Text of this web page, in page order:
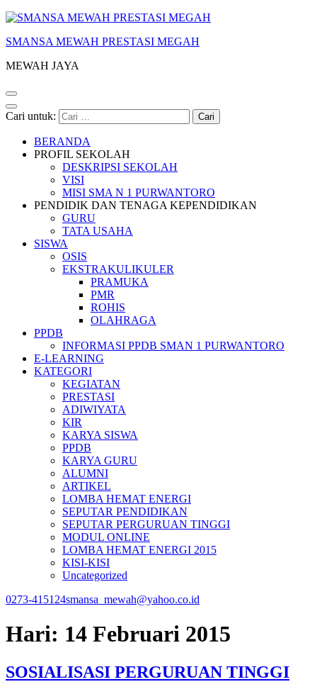
SMANSA MEWAH PRESTASI MEGAH
MEWAH JAYA
Cari untuk:
BERANDA
PROFIL SEKOLAH
DESKRIPSI SEKOLAH
VISI
MISI SMA N 1 PURWANTORO
PENDIDIK DAN TENAGA KEPENDIDIKAN
GURU
TATA USAHA
SISWA
OSIS
EKSTRAKULIKULER
PRAMUKA
PMR
ROHIS
OLAHRAGA
PPDB
INFORMASI PPDB SMAN 1 PURWANTORO
E-LEARNING
KATEGORI
KEGIATAN
PRESTASI
ADIWIYATA
KIR
KARYA SISWA
PPDB
KARYA GURU
ALUMNI
ARTIKEL
LOMBA HEMAT ENERGI
SEPUTAR PENDIDIKAN
SEPUTAR PERGURUAN TINGGI
MODUL ONLINE
LOMBA HEMAT ENERGI 2015
KISI-KISI
Uncategorized
0273-415124smansa_mewah@yahoo.co.id
Hari: 14 Februari 2015
SOSIALISASI PERGURUAN TINGGI